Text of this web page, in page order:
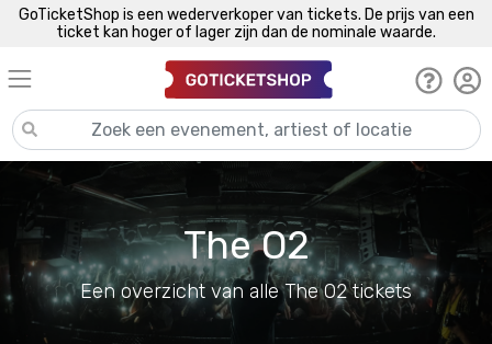
GoTicketShop is een wederverkoper van tickets. De prijs van een
ticket kan hoger of lager zijn dan de nominale waarde.
The O2
Een overzicht van alle The O2 tickets